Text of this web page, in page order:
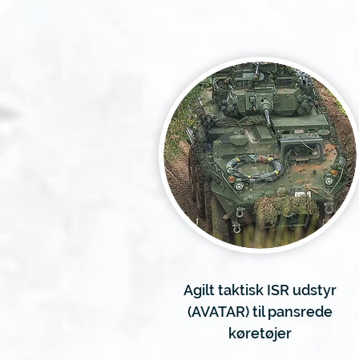
Agilt taktisk ISR udstyr
(AVATAR) til pansrede
køretøjer